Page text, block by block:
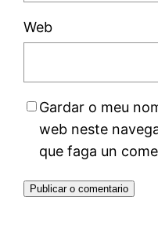
Web
Gardar o meu
web neste
que faga un